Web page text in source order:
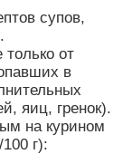
супов,
только от
в
яиц, гренок).
на курином
г):